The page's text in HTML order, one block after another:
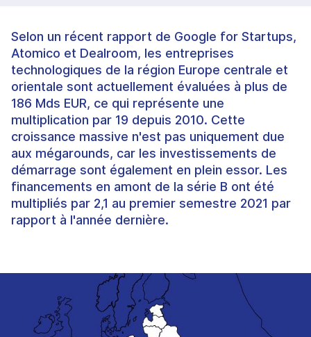
Selon un récent rapport de Google for Startups,
Atomico et Dealroom, les entreprises
technologiques de la région Europe centrale et
orientale sont actuellement évaluées à plus de
186 Mds EUR, ce qui représente une
multiplication par 19 depuis 2010. Cette
croissance massive n'est pas uniquement due
aux mégarounds, car les investissements de
démarrage sont également en plein essor. Les
financements en amont de la série B ont été
multipliés par 2,1 au premier semestre 2021 par
rapport à l'année dernière.